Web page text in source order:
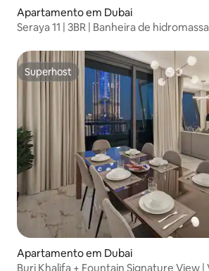
Apartamento em Dubai
Seraya 11 | 3BR | Banheira de
Superhost
Superhost
Apartamento em Dubai
Burj Khalifa + Fountain Signature View |